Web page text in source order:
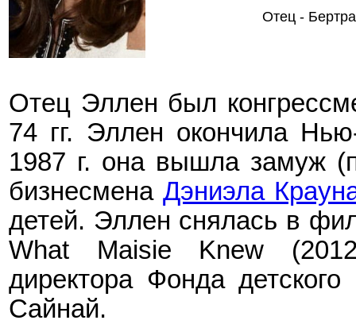
Отец -
Отец Эллен был
74 гг. Эллен окончила
1987 г. она вышла замуж
бизнесменаДэниэла
детей. Эллен снялась в
What Maisie Knew
директора Фонда
Сайнай.